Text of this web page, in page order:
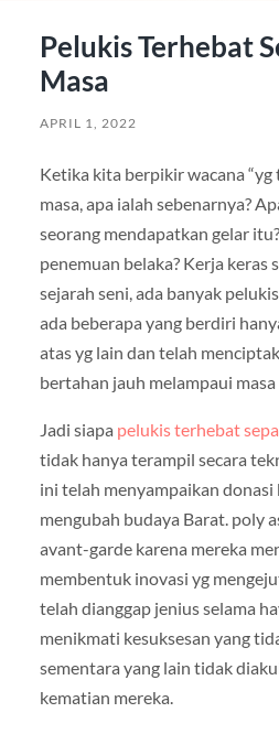
Pelukis Terhebat
Masa
APRIL 1, 2022
Ketika kita berpikir wacana “yg
masa, apa ialah sebenarnya?
seorang mendapatkan gelar
penemuan belaka? Kerja keras
sejarah seni, ada banyak
ada beberapa yang berdiri
atas yg lain dan telah
bertahan jauh melampaui
Jadi siapa pelukis terhebat
tidak hanya terampil secara
ini telah menyampaikan donasi
mengubah budaya Barat. poly
avant-garde karena mereka
membentuk inovasi yg
telah dianggap jenius selama
menikmati kesuksesan yang
sementara yang lain tidak
kematian mereka.